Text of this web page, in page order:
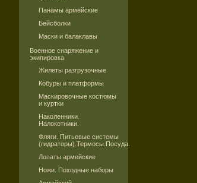
Панамы армейские
Бейсболки
Маски и балаклавы
Военное снаряжение и
экипировка
Жилеты разгрузочные
Кобуры и платформы
Маскировочные костюмы
и куртки
Наколенники.
Налокотники.
Фляги. Питьевые системы
(гидраторы).Термосы.Посуда.
Лопаты армейские
Ножи. Походные наборы